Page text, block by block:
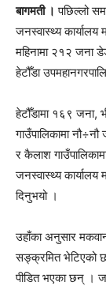
बागमती । पछिल्लो
जनस्वास्थ्य
महिनामा २१२ जना
हेटौँडा
हेटौँडामा १६९ जना,
गाउँपालिकामा
र कैलाश
जनस्वास्थ्य कार्यालय
दिनुभयो ।
उहाँका अनुसार
सङ्क्रमित भेटिएको
पीडित भएका छन् ।